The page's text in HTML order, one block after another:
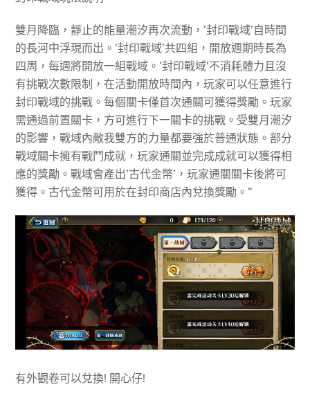
雙月降臨，靜止的能量潮汐再次流動，’封印戰域’自時間
的長河中浮現而出。’封印戰域’共四組，開放週期時長為
四周，每週將開放一組戰域。’封印戰域’不消耗體力且沒
有挑戰次數限制，在活動開放時間內，玩家可以任意進行
封印戰域的挑戰。每個關卡僅首次通關可獲得獎勵。玩家
需通過前置關卡，方可進行下一關卡的挑戰。受雙月潮汐
的影響，戰域內敵我雙方的力量都要強於普通狀態。部分
戰域關卡擁有戰鬥成就，玩家通關並完成成就可以獲得相
應的獎勵。戰域會產出’古代金幣’，玩家通關關卡後將可
獲得。古代金幣可用於在封印商店內兌換獎勵。”
有外觀卷可以兌換! 開心仔!